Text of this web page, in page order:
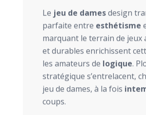
Le jeu de damesdesign
parfaite entre esthétisme
marquant le terrain de jeux
et durables enrichissent
les amateurs de logique.
stratégique s’entrelacent,
jeu de dames, à la fois
coups.